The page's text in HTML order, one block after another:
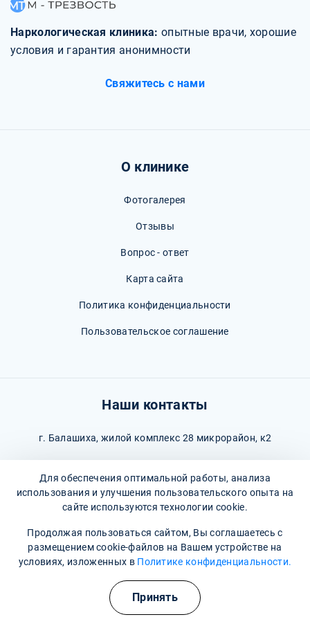
Наркологическая клиника: опытные врачи, хорошие
условия и гарантия анонимности
Свяжитесь с нами
О клинике
Фотогалерея
Отзывы
Вопрос - ответ
Карта сайта
Политика конфиденциальности
Пользовательское соглашение
Наши контакты
г. Балашиха, жилой комплекс 28 микрорайон, к2
8 (495) 260-97-05(Информационная служба)
© 2026 М-Трезвость. Все права защищены
Полезные курсы
Для обеспечения оптимальной работы, анализа
использования и улучшения пользовательского опыта на
сайте используются технологии cookie.
Продолжая пользоваться сайтом, Вы соглашаетесь с
размещением cookie-файлов на Вашем устройстве на
условиях, изложенных в Политике конфиденциальности.
Принять